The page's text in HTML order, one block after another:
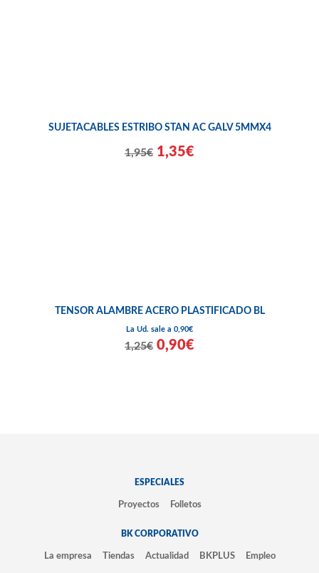
SUJETACABLES ESTRIBO STAN AC GALV 5MMX4
1,95€ 1,35€
TENSOR ALAMBRE ACERO PLASTIFICADO BL
La Ud. sale a 0,90€
1,25€ 0,90€
ESPECIALES
Proyectos Folletos
BK CORPORATIVO
La empresa Tiendas Actualidad BKPLUS Empleo